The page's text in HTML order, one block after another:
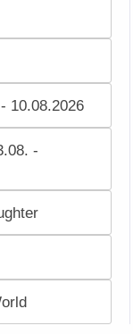
10.08.2026
-